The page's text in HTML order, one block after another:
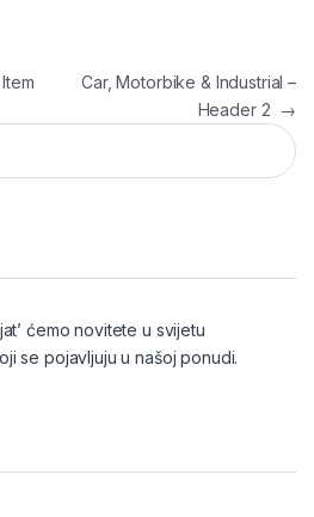
Car, Motorbike & Industrial –
Header 2 →
ćemo novitete u svijetu
se pojavljuju u našoj ponudi.